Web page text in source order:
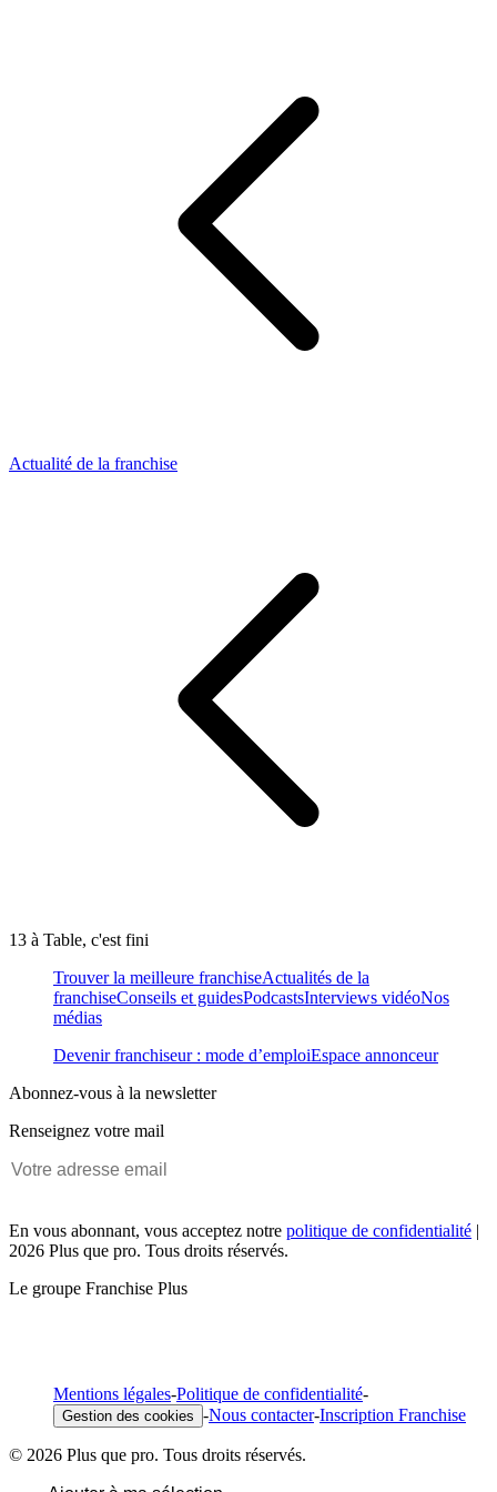
Actualité de la franchise
13 à Table, c'est fini
Trouver la meilleure franchiseActualités de la
franchiseConseils et guidesPodcastsInterviews vidéoNos
médias
Devenir franchiseur : mode d’emploiEspace annonceur
Abonnez-vous à la newsletter
Renseignez votre mail
En vous abonnant, vous acceptez notre politique de confidentialité |
2026 Plus que pro. Tous droits réservés.
Le groupe Franchise Plus
Mentions légales-Politique de confidentialité-
Gestion des cookies -Nous contacter-Inscription Franchise
© 2026 Plus que pro. Tous droits réservés.